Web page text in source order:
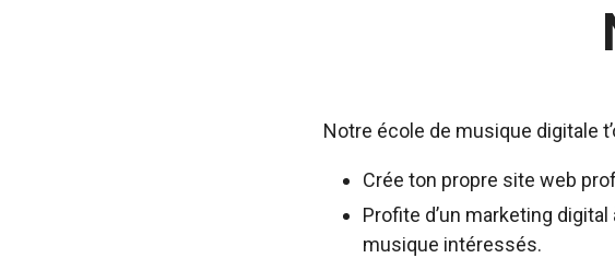
Notre école de musique digitale
Crée ton propre site web
Profite d’un marketing
musique intéressés.